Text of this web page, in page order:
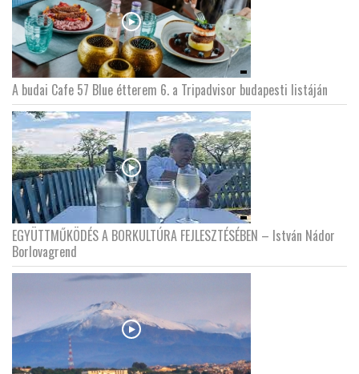
A budai Cafe 57 Blue étterem 6. a Tripadvisor budapesti listáján
EGYÜTTMŰKÖDÉS A BORKULTÚRA FEJLESZTÉSÉBEN – István Nádor
Borlovagrend